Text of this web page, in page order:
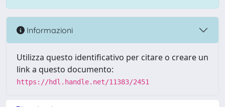
Informazioni
Utilizza questo identificativo per citare o creare un
link a questo documento:
https://hdl.handle.net/11383/2451